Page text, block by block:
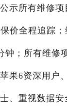
示所有维修
价全程追踪
；所有维修
果6资深用户
、重视数据